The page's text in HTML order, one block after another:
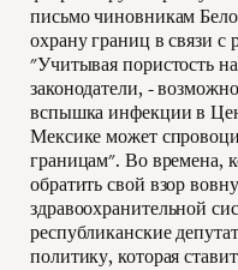
письмо чиновникам
охрану границ в связи с
"Учитывая пористость
законодатели, -
вспышка инфекции в
Мексике может
границам". Во времена,
обратить свой взор
здравоохранительной
республиканские
политику, которая